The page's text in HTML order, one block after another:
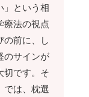
」という相
療法の視点
の前に、し
のサインが
切です。そ
では、枕選